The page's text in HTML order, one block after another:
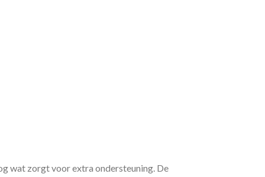
wat zorgt voor extra ondersteuning. De